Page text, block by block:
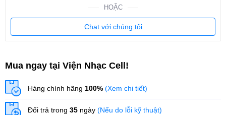
HOẶC
Chat với chúng tôi
Mua ngay tại Viện Nhạc Cell!
Hàng chính hãng 100% (Xem chi tiết)
Đổi trả trong 35 ngày (Nếu do lỗi kỹ thuật)